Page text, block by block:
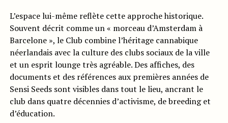
L’espace lui-même reflète cette approche historique.
Souvent décrit comme un « morceau d’Amsterdam à
Barcelone », le Club combine l’héritage cannabique
néerlandais avec la culture des clubs sociaux de la ville
et un esprit lounge très agréable. Des affiches, des
documents et des références aux premières années de
Sensi Seeds sont visibles dans tout le lieu, ancrant le
club dans quatre décennies d’activisme, de breeding et
d’éducation.